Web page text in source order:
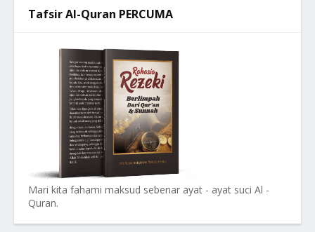
Tafsir Al-Quran PERCUMA
Mari kita fahami maksud sebenar ayat - ayat suci Al -
Quran.